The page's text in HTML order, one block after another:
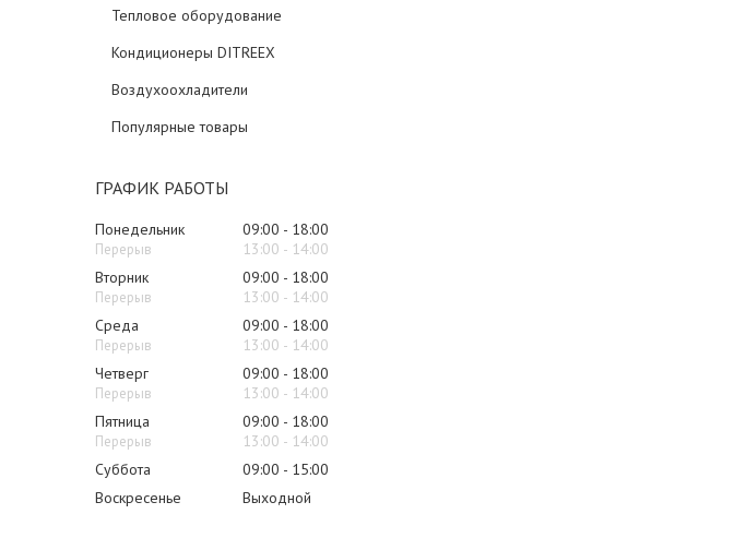
Тепловое оборудование
Кондиционеры DITREEX
Воздухоохладители
Популярные товары
ГРАФИК РАБОТЫ
Понедельник 09:00
18:00
13:00
14:00
Вторник
09:00
18:00
13:00
14:00
Среда
09:00
18:00
13:00
14:00
Четверг
09:00
18:00
13:00
14:00
Пятница
09:00
18:00
13:00
14:00
Суббота
09:00
15:00
Воскресенье
Выходной